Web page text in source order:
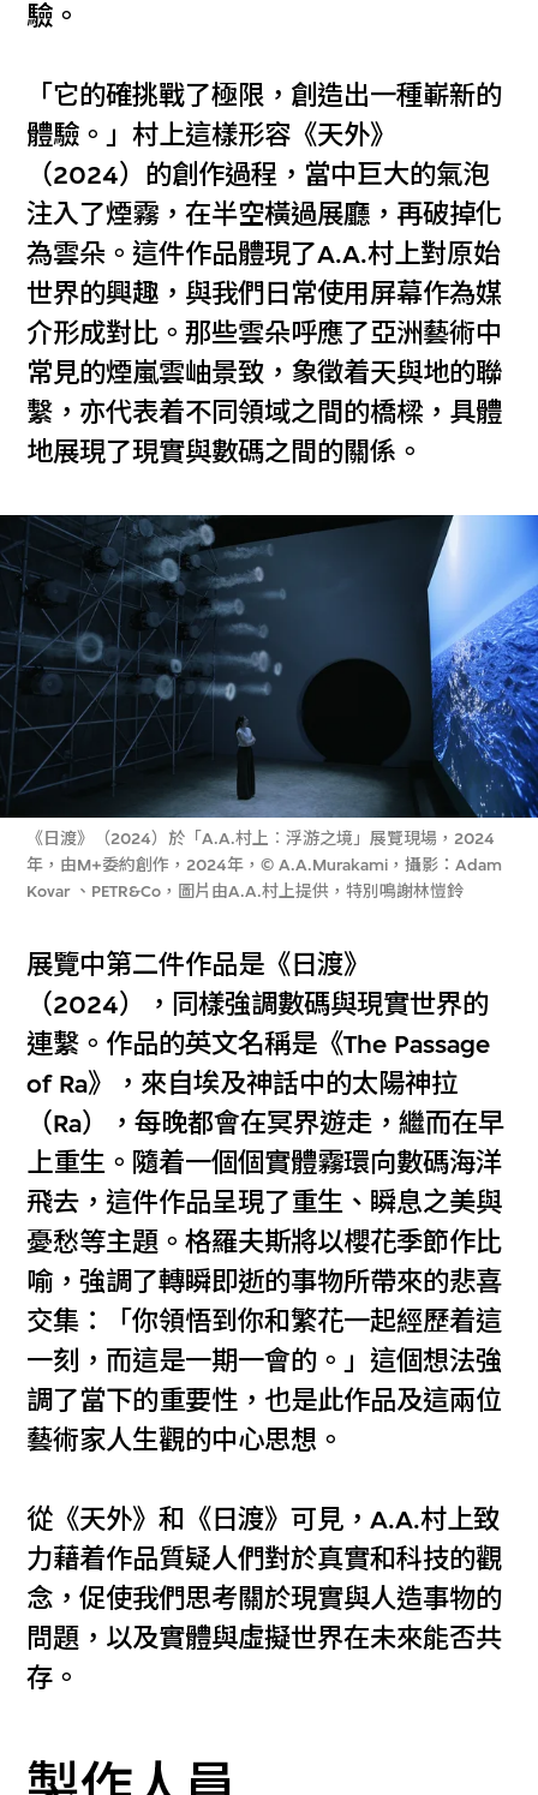
驗。
「它的確挑戰了極限，創造出一種嶄新的
體驗。」村上這樣形容《天外》
（2024）的創作過程，當中巨大的氣泡
注入了煙霧，在半空橫過展廳，再破掉化
為雲朵。這件作品體現了A.A.村上對原始
世界的興趣，與我們日常使用屏幕作為媒
介形成對比。那些雲朵呼應了亞洲藝術中
常見的煙嵐雲岫景致，象徵着天與地的聯
繫，亦代表着不同領域之間的橋樑，具體
地展現了現實與數碼之間的關係。
《日渡》（2024）於「A.A.村上︰浮游之境」展覽現場，2024
年，由M+委約創作，2024年，© A.A.Murakami，攝影：Adam
Kovar 、PETR&Co，圖片由A.A.村上提供，特別鳴謝林愷鈴
展覽中第二件作品是《日渡》
（2024），同樣強調數碼與現實世界的
連繫。作品的英文名稱是《The Passage
of Ra》，來自埃及神話中的太陽神拉
（Ra），每晚都會在冥界遊走，繼而在早
上重生。隨着一個個實體霧環向數碼海洋
飛去，這件作品呈現了重生、瞬息之美與
憂愁等主題。格羅夫斯將以櫻花季節作比
喻，強調了轉瞬即逝的事物所帶來的悲喜
交集：「你領悟到你和繁花一起經歷着這
一刻，而這是一期一會的。」這個想法強
調了當下的重要性，也是此作品及這兩位
藝術家人生觀的中心思想。
從《天外》和《日渡》可見，A.A.村上致
力藉着作品質疑人們對於真實和科技的觀
念，促使我們思考關於現實與人造事物的
問題，以及實體與虛擬世界在未來能否共
存。